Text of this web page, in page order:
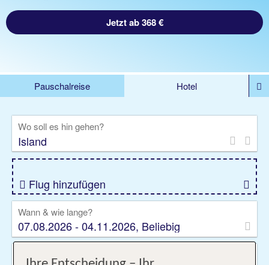
Jetzt ab 368 €
Pauschalreise
Hotel
Kreuzfahrten
Rundreisen
Privattransfer
Zusatzleistungen
Wo soll es hin gehen?
Flug hinzufügen
Wann & wie lange?
07.08.2026 - 04.11.2026, Beliebig